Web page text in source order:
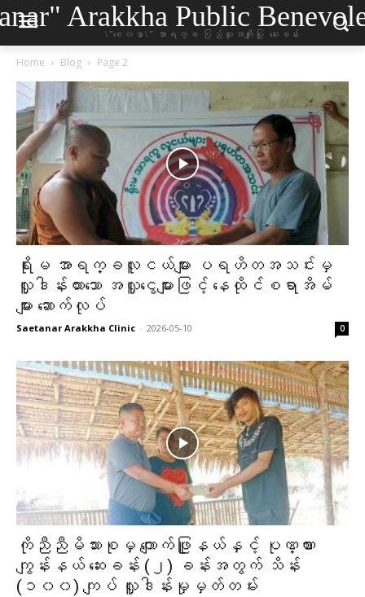
Arakkha Public
\"စေတနာ\" အာရက္ခ ပြည်သူအကျိုးပြု ဆေးခန်း
Home Blog Page 2
ရိုးမ အာရက္ခလူငယ်များ ပရဟိတအသင်းမှ
လှူဒါန်းထားသော အလှူငွေများဖြင့် နေထိုင်စရာအိမ်
များ ဆောက်လုပ်
Saetanar Arakkha Clinic - 2026-05-10 0
ကိုညီညီမိသားစုမှ ကျောက်ဖြူနယ်နှင့် ပုဏ္ဏား
ကျွန်းနယ် ဆေးခန်း (၂) ခန်းအတွက် သိန်း
(၁၀၀) ကျပ် လှူဒါန်းမှုမှတ်တမ်း